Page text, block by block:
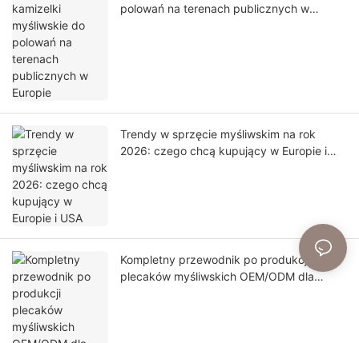
polowań na terenach publicznych w
Trendy w sprzęcie myśliwskim na rok
2026: czego chcą kupujący w Europie i
Kompletny przewodnik po produkcji
plecaków myśliwskich OEM/ODM dla